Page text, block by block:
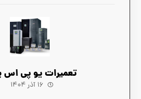
تعمیرات یو پی اس
۱۶ آذر ۱۴۰۴